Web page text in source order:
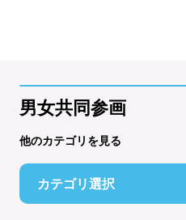
男女共同参画
他のカテゴリを見る
カテゴリ選択